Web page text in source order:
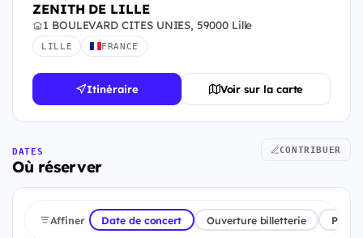
ZENITH DE LILLE
1 BOULEVARD CITES UNIES, 59000 Lille
LILLE FRANCE
Itinéraire Voir sur la carte
DATES
Où réserver
CONTRIBUER
Affiner Date de concert Ouverture billetterie